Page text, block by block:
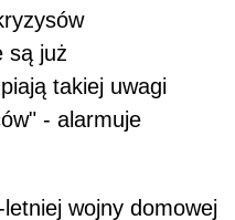
są już
takiej uwagi
- alarmuje
wojny domowej